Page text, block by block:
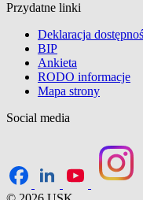
Przydatne linki
Deklaracja
BIP
Ankieta
RODO informacje
Mapa strony
Social media